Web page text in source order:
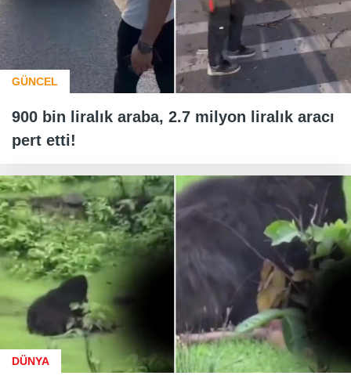
GÜNCEL
900 bin liralık araba, 2.7 milyon liralık aracı
pert etti!
DÜNYA